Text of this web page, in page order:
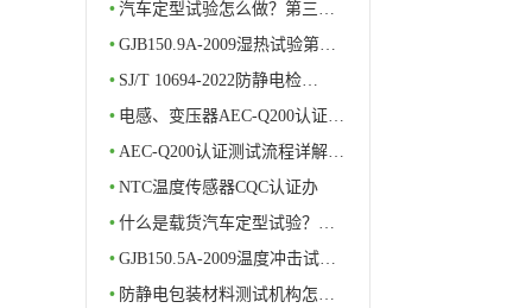
• 汽车定型试验怎么做？第三…
• GJB150.9A-2009湿热试验第…
• SJ/T 10694-2022防静电检…
• 电感、变压器AEC-Q200认证…
• AEC-Q200认证测试流程详解…
• NTC温度传感器CQC认证办
理…
• 什么是载货汽车定型试验？…
• GJB150.5A-2009温度冲击试…
• 防静电包装材料测试机构怎…